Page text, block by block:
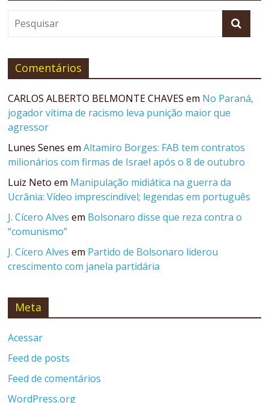
Comentários
CARLOS ALBERTO BELMONTE CHAVES em No Paraná,
jogador vítima de racismo leva punição maior que
agressor
Lunes Senes emAltamiro Borges: FAB tem contratos
milionários com firmas de Israel após o 8 de outubro
Luiz Neto em Manipulação midiática na guerra da
Ucrânia: Vídeo imprescindível; legendas em português
J. Cícero Alves em Bolsonaro disse que reza contra o
“comunismo”
J. Cícero Alves em Partido de Bolsonaro liderou
crescimento com janela partidária
Meta
Acessar
Feed de posts
Feed de comentários
WordPress.org